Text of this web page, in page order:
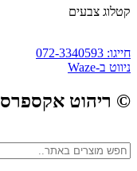
קטלוג צבעים
חייגו: 072-3340593
ניווט ב-Waze
© ריהוט אקספרס 2025 | כל הזכויות שמורות